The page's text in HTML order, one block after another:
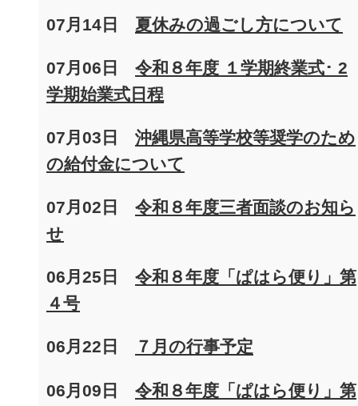
07月14日 夏休みの過ごし方について
07月06日 令和８年度 １学期終業式･ 2
学期始業式日程
07月03日 沖縄県高等学校等奨学のため
の給付金について
07月02日 令和８年度三者面談のお知ら
せ
06月25日 令和８年度「ぱはら便り」第
４号
06月22日 ７月の行事予定
06月09日 令和８年度「ぱはら便り」第